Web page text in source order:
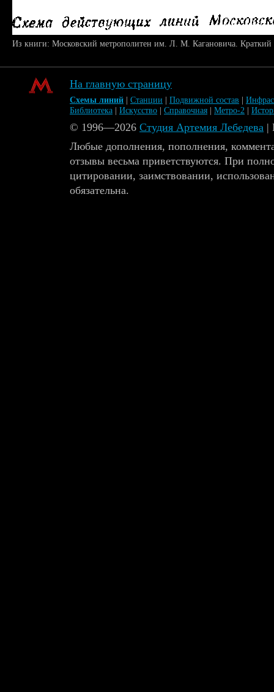
Из книги: Московский метрополитен им. Л. М. Кагановича. Краткий
На главную страницу
Схемы линий Станции Подвижной состав
Библиотека
Искусство Справочная Метро-2
© 1996—2026 Студия Артемия Лебедева |
Любые дополнения, пополнения,
отзывы весьма приветствуются. При
цитировании, заимствовании,
обязательна.